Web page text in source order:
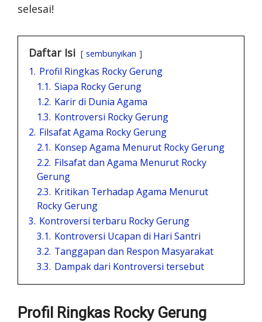
selesai!
Daftar Isi sembunyikan
1. Profil Ringkas Rocky Gerung
1.1. Siapa Rocky Gerung
1.2. Karir di Dunia Agama
1.3. Kontroversi Rocky Gerung
2. Filsafat Agama Rocky Gerung
2.1. Konsep Agama Menurut Rocky Gerung
2.2. Filsafat dan Agama Menurut Rocky
Gerung
2.3. Kritikan Terhadap Agama Menurut
Rocky Gerung
3. Kontroversi terbaru Rocky Gerung
3.1. Kontroversi Ucapan di Hari Santri
3.2. Tanggapan dan Respon Masyarakat
3.3. Dampak dari Kontroversi tersebut
Profil Ringkas Rocky Gerung